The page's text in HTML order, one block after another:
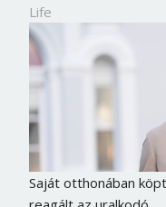
Life
Saját otthonában